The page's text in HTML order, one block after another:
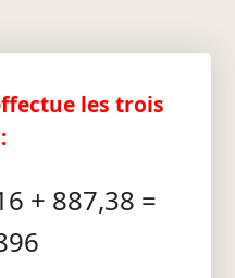
les trois
+ 887,38 =